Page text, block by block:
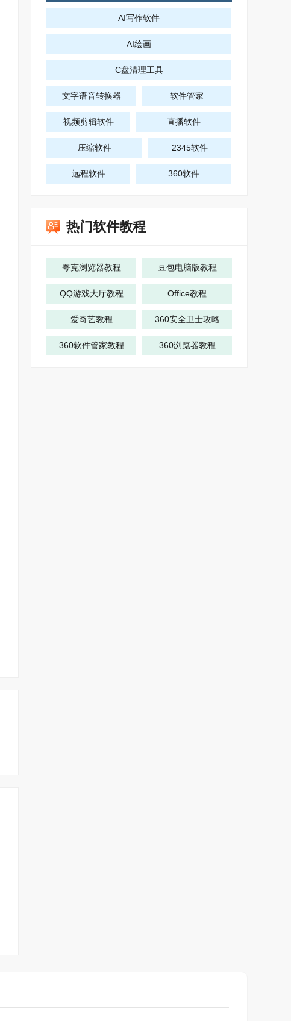
AI写作软件
AI绘画
C盘清理工具
文字语音转换器 软件管家
视频剪辑软件 直播软件
压缩软件 2345软件
远程软件 360软件
热门软件教程
夸克浏览器教程 豆包电脑版教程
QQ游戏大厅教程 Office教程
爱奇艺教程 360安全卫士攻略
360软件管家教程 360浏览器教程